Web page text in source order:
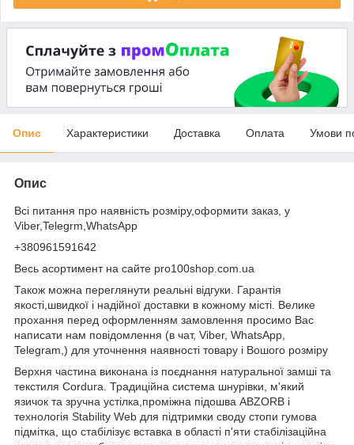
Опис Характеристики Доставка Оплата Умови
Опис
Всі питання про наявність розміру,оформити заказ, у
Viber,Telegrm,WhatsApp
+380961591642
Весь асортимент на сайте pro100shop.com.ua
Також можна переглянути реальні відгуки. Гарантія
якості,швидкої і надійної доставки в кожному місті. Велике
прохання перед оформленням замовлення просимо Вас
написати нам повідомлення (в чат, Viber, WhatsApp,
Telegram,) для уточнення наявності товару і Вошого розміру
Верхня частина виконана із поєднання натуральної замші та
текстиля Cordura. Традиційна система шнурівки, м'який
язичок та зручна устілка,проміжна підошва ABZORB і
технологія Stability Web для підтримки своду стопи гумова
підмітка, що стабілізує вставка в області п'яти стабілізаційна